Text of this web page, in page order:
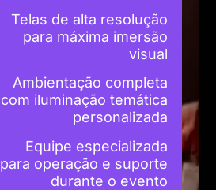
Telas de alta resolução
para máxima imersão
visual
Ambientação completa
com iluminação temática
personalizada
Equipe especializada
para operação e suporte
durante o evento